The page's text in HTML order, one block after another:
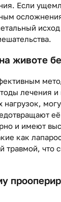
Если
животе
лечения
и имеют
как
травмой, что